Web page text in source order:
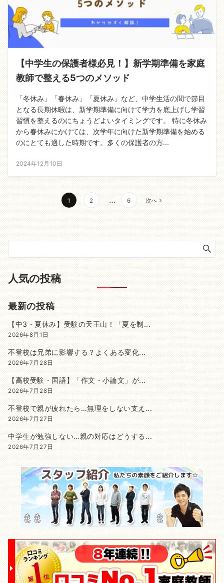
【中学生の保護者様必見！】新学期準備を家庭
教師で整える5つのメソッド
「冬休み」「春休み」「夏休み」など、中学生活の間で節目
となる長期休暇は、新学期準備に向けて学力を底上げし学習
習慣を整えるのにちょうどよいタイミングです。 特に冬休み
から春休みにかけては、次学年に向けた新学期準備を始める
のにとても適した時期です。多くの保護者の方...
2024年12月10日
投
稿
ナ
ビ
ゲ
ー
シ
ョ
ン
1 2 … 6 次へ
人気の投稿
最新の投稿
【中3・夏休み】受験の天王山！「夏を制...
2026年8月1日
不登校は兄弟に影響する？よくある変化...
2026年7月28日
【高校受験・国語】「作文・小論文」が...
2026年7月28日
不登校で親が疲れたら…無理をしない支え...
2026年7月27日
中学生が勉強しない…親の対応はどうする...
2026年7月27日